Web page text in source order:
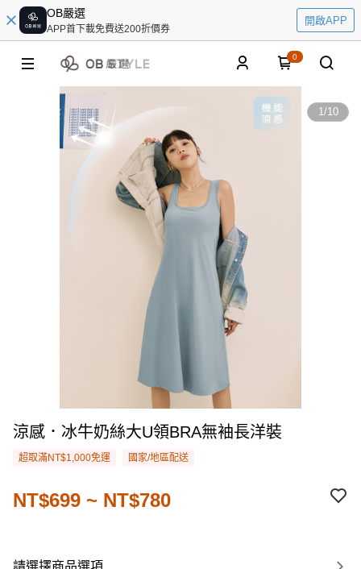
OB嚴選
APP首下載免費送200折價券
開啟APP
0
1/10
涼感．冰牛奶絲大U領BRA無袖長洋裝
超取滿NT$1,000免運 國家/地區配送
NT$699 ~ NT$780
請選擇商品選項